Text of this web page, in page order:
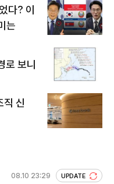
다? 이
는
로 보니
직 신
08.10 23:29 UPDATE